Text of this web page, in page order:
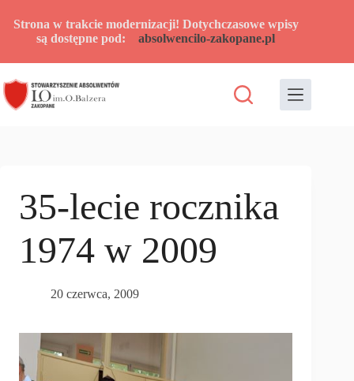
Strona w trakcie modernizacji! Dotychczasowe wpisy
są dostępne pod:absolwencilo-zakopane.pl
35-lecie rocznika
1974 w 2009
20 czerwca, 2009